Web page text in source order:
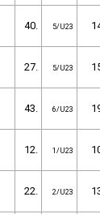
40. 5/U23
27. 5/U23
43. 6/U23
12. 1/U23
22. 2/U23